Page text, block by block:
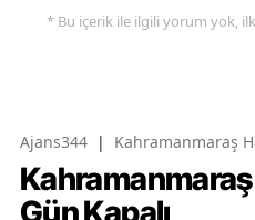
* Bu içerik ile ilgili yorum yok,
Ajans344 | Kahramanmaraş